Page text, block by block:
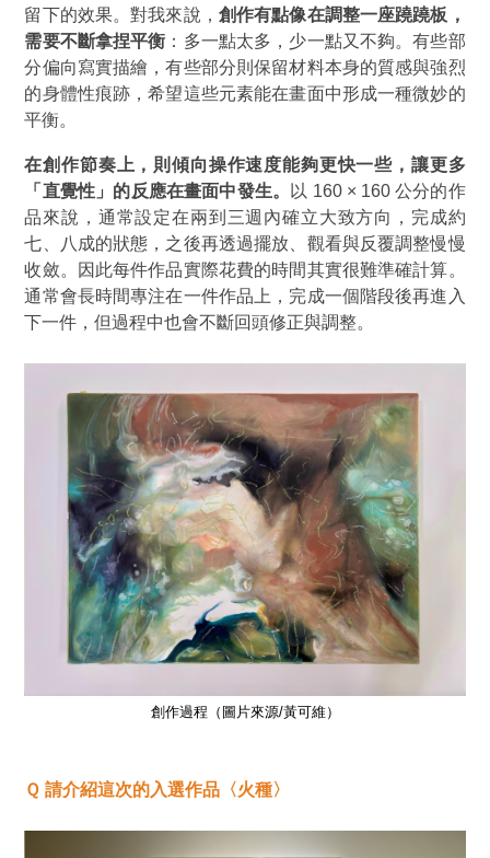
留下的效果。對我來說， 創作有點像在調整一座蹺蹺板，
需要不斷拿捏平衡 ：多一點太多，少一點又不夠。有些部
分偏向寫實描繪，有些部分則保留材料本身的質感與強烈
的身體性痕跡，希望這些元素能在畫面中形成一種微妙的
平衡。
在創作節奏上，則傾向操作速度能夠更快一些，讓更多
「直覺性」 的反應在畫面中發生。
以 160 × 160 公分的作
品來說，通常設定在兩到三週內確立大致方向，完成約
七、八成的狀態，之後再透過擺放、觀看與反覆調整慢慢
收斂。因此每件作品實際花費的時間其實很難準確計算。
通常會長時間專注在一件作品上，完成一個階段後再進入
下一件，但過程中也會不斷回頭修正與調整。
創作過程 （圖片來源/黃可維）
Ｑ 請介紹這次的入選作品〈火種〉